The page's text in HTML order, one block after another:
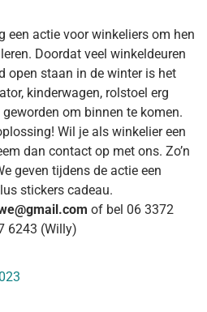
een actie voor winkeliers om hen
Doordat veel winkeldeuren
open staan in de winter is het
kinderwagen, rolstoel erg
om binnen te komen.
Wil je als winkelier een
dan contact op met ons. Zo’n
geven tijdens de actie een
stickers cadeau.
of bel 06 3372
6243 (Willy)